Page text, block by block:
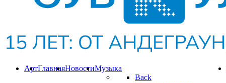
Музыка
Back
Новости
Главная
Арт